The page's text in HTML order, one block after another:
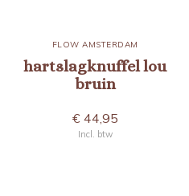
FLOW AMSTERDAM
hartslagknuffel lou
bruin
€ 44,95
Incl. btw